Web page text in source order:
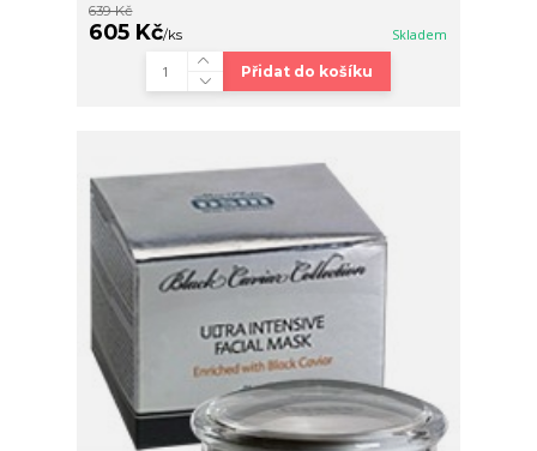
639 Kč
605 Kč/ks Skladem
Přidat do košíku